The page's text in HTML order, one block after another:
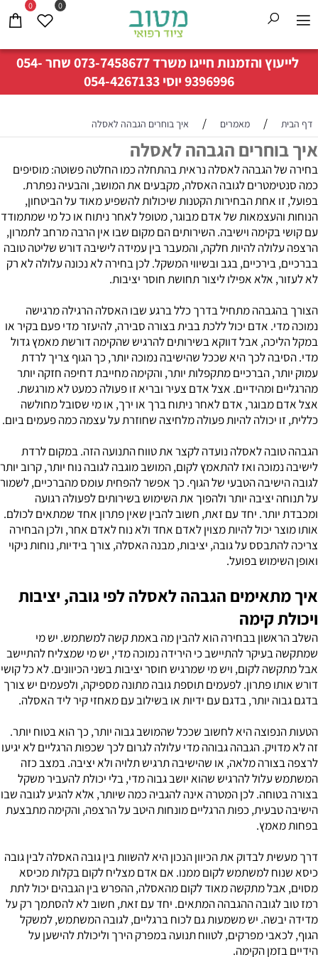
לייעוץ והזמנות חייגו משרד073-7458677שחר054-
9396996יוסי054-4267133
0 0
דף הבית / מאמרים / איך בוחרים הגבהה לאסלה
איך בוחרים הגבהה לאסלה
בחירה של הגבהה לאסלה נראית בהתחלה כמו החלטה פשוטה: מוסיפים
כמה סנטימטרים לגובה האסלה, מקבעים את המושב, והבעיה נפתרת.
בפועל, זו אחת הבחירות הקטנות שיכולות להשפיע מאוד על הביטחון,
הנוחות והעצמאות של אדם מבוגר, מטופל לאחר ניתוח או כל מי שמתמודד
עם קושי בקימה וישיבה. השירותים הם מקום שבו אין הרבה מרחב לתמרון,
הרצפה עלולה להיות חלקה, והמעבר בין עמידה לישיבה דורש שליטה טובה
בברכיים, בירכיים, בגב ובשיווי המשקל. לכן בחירה לא נכונה עלולה לא רק
לא לעזור, אלא אפילו ליצור תחושת חוסר יציבות.
הצורך בהגבהה מתחיל בדרך כלל ברגע שבו האסלה הרגילה מרגישה
נמוכה מדי. אדם יכול ללכת בבית בצורה סבירה, להיעזר מדי פעם בקיר או
במקל הליכה, אבל דווקא בשירותים להרגיש שהקימה דורשת מאמץ גדול
מדי. הסיבה לכך היא שככל שהישיבה נמוכה יותר, כך הגוף צריך לרדת
עמוק יותר, הברכיים מתקפלות יותר, והקימה מחייבת דחיפה חזקה יותר
מהרגליים ומהידיים. אצל אדם צעיר ובריא זו פעולה כמעט לא מורגשת.
אצל אדם מבוגר, אדם לאחר ניתוח ברך או ירך, או מי שסובל מחולשה
כללית, זו יכולה להיות פעולה מלחיצה שחוזרת על עצמה כמה פעמים ביום.
הגבהה טובה לאסלה נועדה לקצר את טווח התנועה הזה. במקום לרדת
לישיבה נמוכה ואז להתאמץ לקום, המושב מוגבה לגובה נוח יותר, קרוב יותר
לגובה הישיבה הטבעי של הגוף. כך אפשר להפחית עומס מהברכיים, לשמור
על תנוחה יציבה יותר ולהפוך את השימוש בשירותים לפעולה רגועה
ומכבדת יותר. יחד עם זאת, חשוב להבין שאין פתרון אחד שמתאים לכולם.
אותו מוצר יכול להיות מצוין לאדם אחד ולא נוח לאדם אחר, ולכן הבחירה
צריכה להתבסס על גובה, יציבות, מבנה האסלה, צורך בידיות, נוחות ניקוי
ואופן השימוש בפועל.
איך מתאימים הגבהה לאסלה לפי גובה, יציבות
ויכולת קימה
השלב הראשון בבחירה הוא להבין מה באמת קשה למשתמש. יש מי
שמתקשה בעיקר להתיישב כי הירידה נמוכה מדי, יש מי שמצליח להתיישב
אבל מתקשה לקום, ויש מי שמרגיש חוסר יציבות בשני הכיוונים. לא כל קושי
דורש אותו פתרון. לפעמים תוספת גובה מתונה מספיקה, ולפעמים יש צורך
בדגם גבוה יותר, בדגם עם ידיות או בשילוב עם מאחזי קיר ליד האסלה.
הטעות הנפוצה היא לחשוב שככל שהמושב גבוה יותר, כך הוא בטוח יותר.
זה לא מדויק. הגבהה גבוהה מדי עלולה לגרום לכך שכפות הרגליים לא יגיעו
לרצפה בצורה מלאה, או שהישיבה תרגיש תלויה ולא יציבה. במצב כזה
המשתמש עלול להרגיש שהוא יושב גבוה מדי, בלי יכולת להעביר משקל
בצורה בטוחה. לכן המטרה אינה להגביה כמה שיותר, אלא להגיע לגובה שבו
הישיבה טבעית, כפות הרגליים מונחות היטב על הרצפה, והקימה מתבצעת
בפחות מאמץ.
דרך מעשית לבדוק את הכיוון הנכון היא להשוות בין גובה האסלה לבין גובה
כיסא שנוח למשתמש לקום ממנו. אם אדם מצליח לקום בקלות מכיסא
מסוים, אבל מתקשה מאוד לקום מהאסלה, ההפרש בין הגבהים יכול לתת
רמז טוב לגובה ההגבהה המתאים. יחד עם זאת, חשוב לא להסתמך רק על
מדידה יבשה. יש משמעות גם לכוח ברגליים, לגובה המשתמש, למשקל
הגוף, לכאבי מפרקים, לטווח תנועה במפרק הירך וליכולת להישען על
הידיים בזמן הקימה.